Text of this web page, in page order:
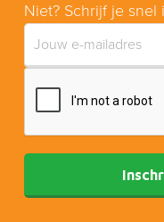
Niet? Schrijf je